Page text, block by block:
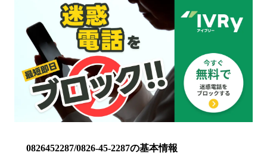
0826452287/0826-45-2287の基本情報